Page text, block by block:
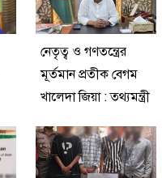
নেতৃত্ব ও গণতন্ত্রের
মূর্তমান প্রতীক বেগম
খালেদা জিয়া : তথ্যমন্ত্রী